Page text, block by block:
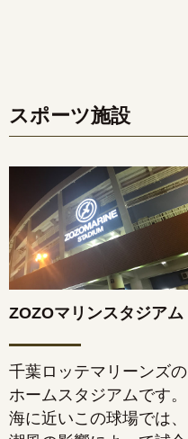
スポーツ施設
ZOZOマリンスタジアム
千葉ロッテマリーンズの
ホームスタジアムです。
海に近いこの球場では、